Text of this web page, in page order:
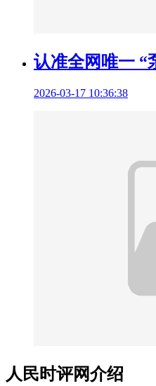
认准全网唯一 “
2026-03-17 10:36:38
人民时评网介绍